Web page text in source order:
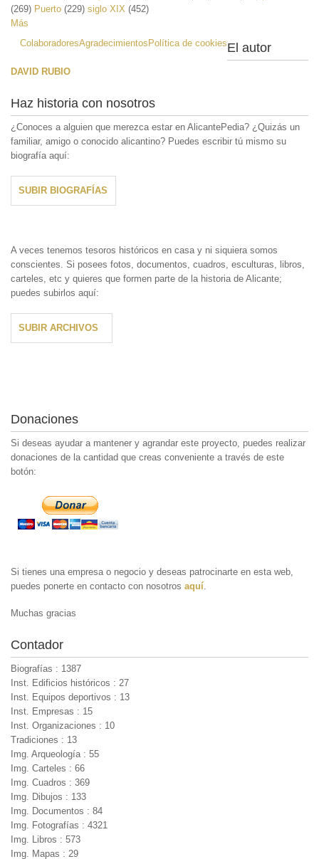
(269) Puerto (229) siglo XIX (452)
Más
ColaboradoresAgradecimientos Política de cookiesEl autor
DAVID RUBIO
Haz historia con nosotros
¿Conoces a alguien que merezca estar en AlicantePedia? ¿Quizás un
familiar, amigo o conocido alicantino? Puedes escribir tú mismo su
biografía aquí:
SUBIR BIOGRAFÍAS
A veces tenemos tesoros históricos en casa y ni siquiera somos
conscientes. Si posees fotos, documentos, cuadros, esculturas, libros,
carteles, etc y quieres que formen parte de la historia de Alicante;
puedes subirlos aquí:
SUBIR ARCHIVOS
Donaciones
Si deseas ayudar a mantener y agrandar este proyecto, puedes realizar
donaciones de la cantidad que creas conveniente a través de este
botón:
Si tienes una empresa o negocio y deseas patrocinarte en esta web,
puedes ponerte en contacto con nosotros aquí
Muchas gracias
Contador
Biografías : 1387
Inst. Edificios históricos : 27
Inst. Equipos deportivos : 13
Inst. Empresas : 15
Inst. Organizaciones : 10
Tradiciones : 13
Img. Arqueología : 55
Img. Carteles : 66
Img. Cuadros : 369
Img. Dibujos : 133
Img. Documentos : 84
Img. Fotografías : 4321
Img. Libros : 573
Img. Mapas : 29